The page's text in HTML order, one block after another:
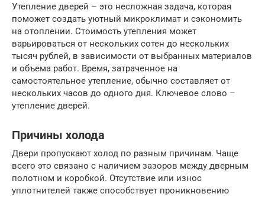
Утепление дверей – это несложная задача, которая
поможет создать уютный микроклимат и сэкономить
на отоплении. Стоимость утепления может
варьироваться от нескольких сотен до нескольких
тысяч рублей, в зависимости от выбранных материалов
и объема работ. Время, затраченное на
самостоятельное утепление, обычно составляет от
нескольких часов до одного дня. Ключевое слово –
утепление дверей.
Причины холода
Двери пропускают холод по разным причинам. Чаще
всего это связано с наличием зазоров между дверным
полотном и коробкой. Отсутствие или износ
уплотнителей также способствует проникновению